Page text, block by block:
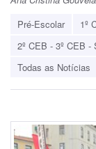
Pré-Escolar
1º
2º CEB - 3º CEB -
Todas as Notícias